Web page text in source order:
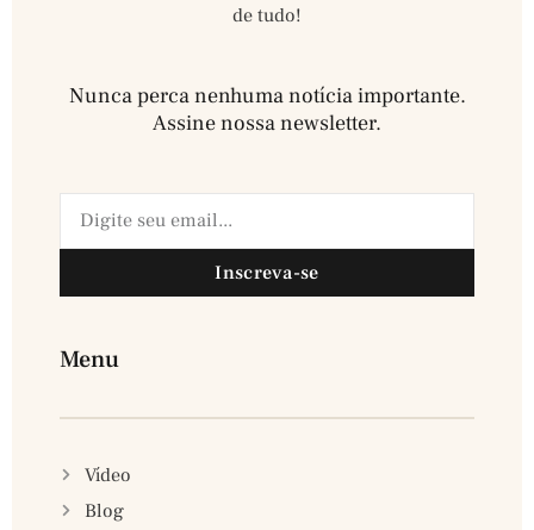
de tudo!
Nunca perca nenhuma notícia importante.
Assine nossa newsletter.​
Inscreva-se
Menu
Vídeo
Blog